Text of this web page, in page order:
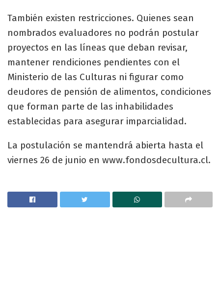
También existen restricciones. Quienes sean
nombrados evaluadores no podrán postular
proyectos en las líneas que deban revisar,
mantener rendiciones pendientes con el
Ministerio de las Culturas ni figurar como
deudores de pensión de alimentos, condiciones
que forman parte de las inhabilidades
establecidas para asegurar imparcialidad.
La postulación se mantendrá abierta hasta el
viernes 26 de junio en www.fondosdecultura.cl.